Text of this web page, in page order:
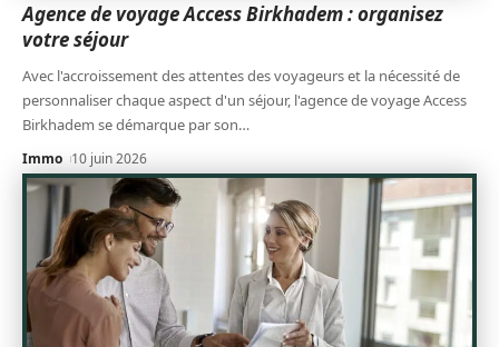
Agence de voyage Access Birkhadem : organisez
votre séjour
Avec l'accroissement des attentes des voyageurs et la nécessité de
personnaliser chaque aspect d'un séjour, l'agence de voyage Access
Birkhadem se démarque par son…
Immo 10 juin 2026